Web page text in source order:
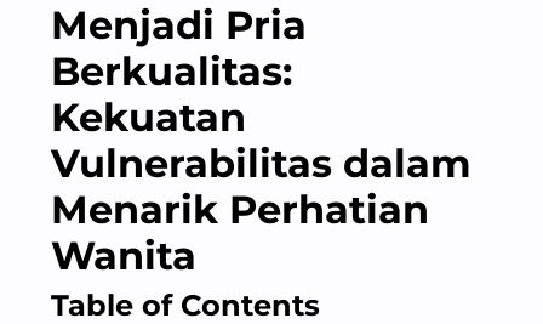
Menjadi Pria
Berkualitas:
Kekuatan
Vulnerabilitas dalam
Menarik Perhatian
Wanita
Table of Contents